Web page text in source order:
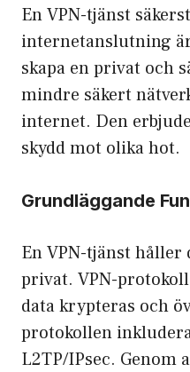
En VPN-tjänst
internetanslutning
skapa en privat och
mindre säkert
internet. Den
skydd mot olika hot.
Grundläggande
En VPN-tjänst håller
privat. VPN-
data krypteras och
protokollen
L2TP/IPsec. Genom